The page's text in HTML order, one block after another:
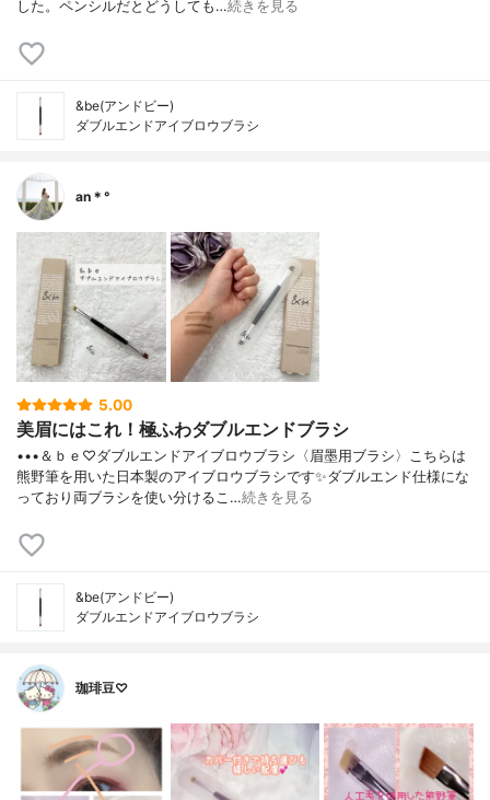
した。ペンシルだとどうしても…続きを見る
&be(アンドビー)
ダブルエンドアイブロウブラシ
an＊°
5.00
美眉にはこれ！極ふわダブルエンドブラシ
•••＆ｂｅ♡ダブルエンドアイブロウブラシ〈眉墨用ブラシ〉こちらは
熊野筆を用いた日本製のアイブロウブラシです✨ダブルエンド仕様にな
っており両ブラシを使い分けるこ…続きを見る
&be(アンドビー)
ダブルエンドアイブロウブラシ
珈琲豆♡